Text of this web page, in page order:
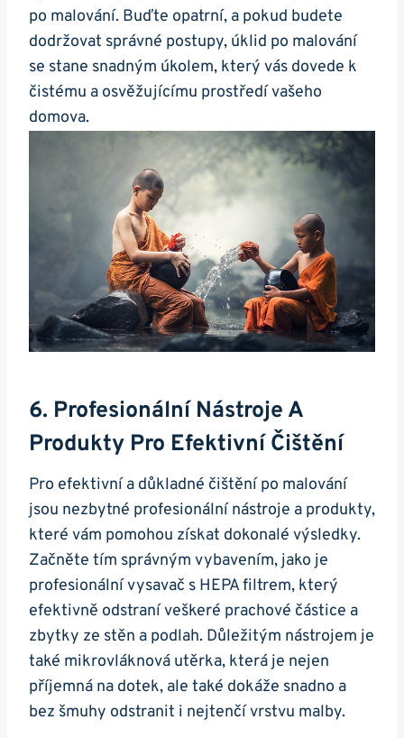
po malování. Buďte opatrní, a pokud budete
dodržovat správné postupy, úklid po malování
se stane snadným úkolem, který vás dovede k
čistému a osvěžujícímu prostředí vašeho
domova.
6. Profesionální Nástroje A
Produkty Pro Efektivní Čištění
Pro efektivní a důkladné čištění po malování
jsou nezbytné profesionální nástroje a produkty,
které vám pomohou získat dokonalé výsledky.
Začněte tím správným vybavením, jako je
profesionální vysavač s HEPA filtrem, který
efektivně odstraní veškeré prachové částice a
zbytky ze stěn a podlah. Důležitým nástrojem je
také mikrovláknová utěrka, která je nejen
příjemná na dotek, ale také dokáže snadno a
bez šmuhy odstranit i nejtenčí vrstvu malby.